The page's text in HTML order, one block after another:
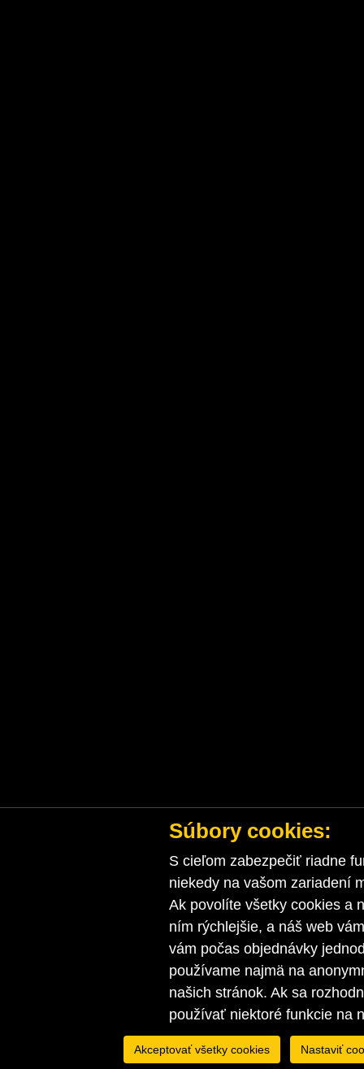
Súbory cookies:
S cieľom zabezpečiť riadne
niekedy na vašom zariadení
Ak povolíte všetky cookies a
ním rýchlejšie, a náš web
vám počas objednávky
používame najmä na
našich stránok. Ak sa
používať niektoré funkcie na
Akceptovať všetky cookies Nastaviť